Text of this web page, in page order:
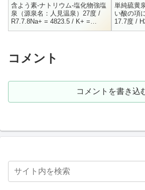
含よう素-ナトリウム-塩化物強塩
泉（源泉名：人見温泉）27度 /
R7.7.8Na+ = 4823.5 / K+ =
140.8 / Ca+ = 34.6 / Mg+ =
単純硫黄
い酸の項
17.7度 /
K+ = 8.7
コメント
コメントを書き込